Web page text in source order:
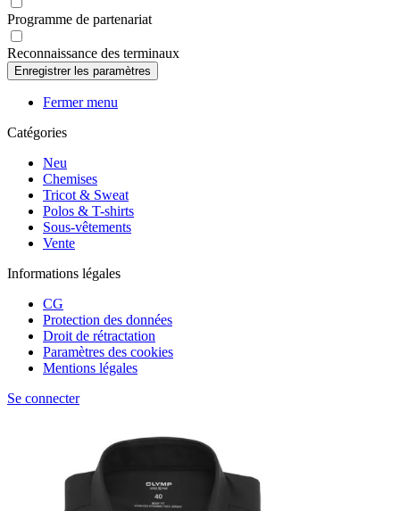
Programme de partenariat
Reconnaissance des terminaux
Fermer menu
Catégories
Neu
Chemises
Tricot & Sweat
Polos & T-shirts
Sous-vêtements
Vente
Informations légales
CG
Protection des données
Droit de rétractation
Paramètres des cookies
Mentions légales
Se connecter